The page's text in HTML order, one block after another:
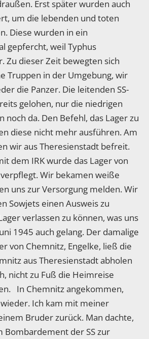
Erst später wurden auch
um die lebenden und toten
Diese wurden in ein
gepfercht, weil Typhus
Zu dieser Zeit bewegten sich
Truppen in der Umgebung, wir
die Panzer. Die leitenden SS-
gelohen, nur die niedrigen
noch da. Den Befehl, das Lager zu
diese nicht mehr ausführen. Am
wir aus Theresienstadt befreit.
dem IRK wurde das Lager von
Wir bekamen weiße
uns zur Versorgung melden. Wir
Sowjets einen Ausweis zu
verlassen zu können, was uns
1945 auch gelang. Der damalige
von Chemnitz, Engelke, ließ die
aus Theresienstadt abholen
nicht zu Fuß die Heimreise
In Chemnitz angekommen,
Ich kam mit meiner
Bruder zurück. Man dachte,
Bombardement der SS zur